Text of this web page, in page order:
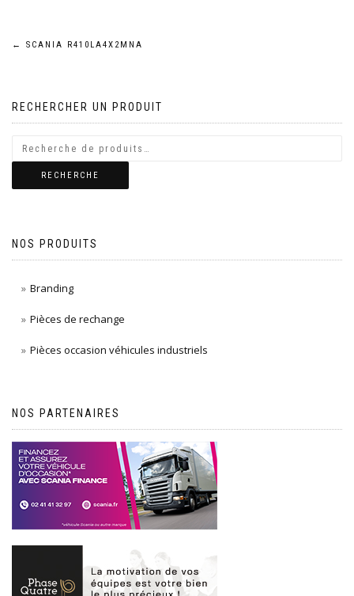
Navigation
l’article
← SCANIA R410LA4X2MNA
RECHERCHER UN PRODUIT
RECHERCHE
NOS PRODUITS
Branding
Pièces de rechange
Pièces occasion véhicules industriels
NOS PARTENAIRES